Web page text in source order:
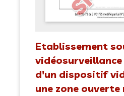
Etablissement
vidéosurveillance
d'un dispositif
une zone